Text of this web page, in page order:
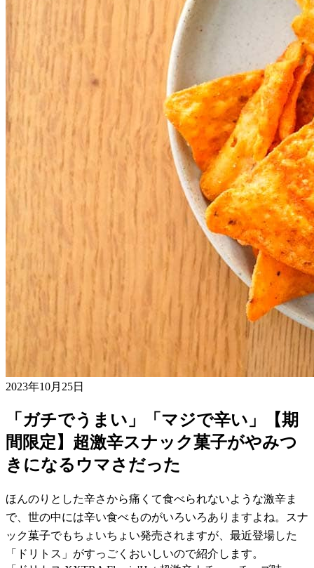
2023年10月25日
「ガチでうまい」「マジで辛い」【期
間限定】超激辛スナック菓子がやみつ
きになるウマさだった
ほんのりとした辛さから痛くて食べられないような激辛ま
で、世の中には辛い食べものがいろいろありますよね。スナ
ック菓子でもちょいちょい発売されますが、最近登場した
「ドリトス」がすっごくおいしいので紹介します。